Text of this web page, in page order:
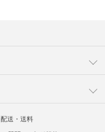
配送・送料